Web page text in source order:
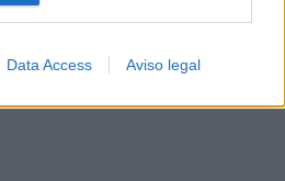
Data Access Aviso legal